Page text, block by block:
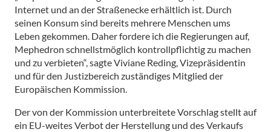
Internet und an der Straßenecke erhältlich ist. Durch
seinen Konsum sind bereits mehrere Menschen ums
Leben gekommen. Daher fordere ich die Regierungen auf,
Mephedron schnellstmöglich kontrollpflichtig zu machen
und zu verbieten“, sagte Viviane Reding, Vizepräsidentin
und für den Justizbereich zuständiges Mitglied der
Europäischen Kommission.
Der von der Kommission unterbreitete Vorschlag stellt auf
ein EU-weites Verbot der Herstellung und des Verkaufs